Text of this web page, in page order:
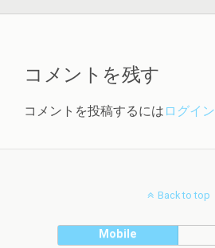
コメントを残す
コメントを投稿するには ログイン
Back to top
Mobile